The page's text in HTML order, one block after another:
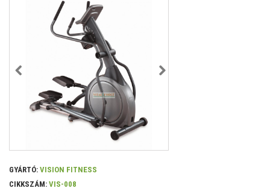
GYÁRTÓ: VISION FITNESS
CIKKSZÁM: VIS-008